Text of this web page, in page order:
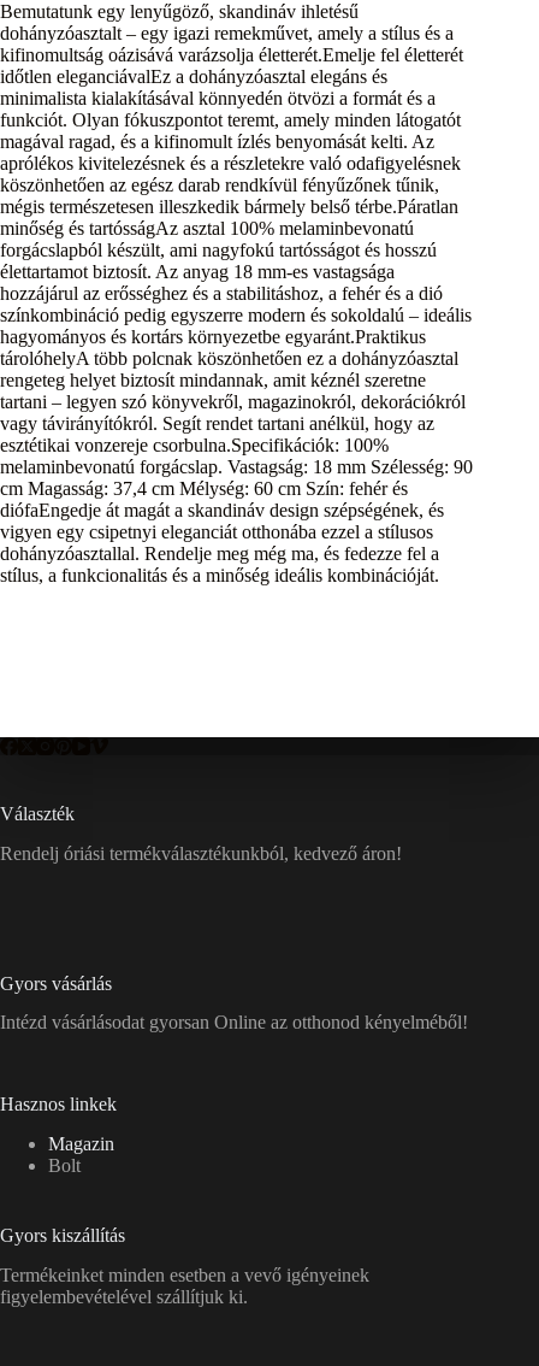
Bemutatunk egy lenyűgöző, skandináv ihletésű
dohányzóasztalt – egy igazi remekművet, amely a stílus és a
kifinomultság oázisává varázsolja életterét.Emelje fel életterét
időtlen eleganciávalEz a dohányzóasztal elegáns és
minimalista kialakításával könnyedén ötvözi a formát és a
funkciót. Olyan fókuszpontot teremt, amely minden látogatót
magával ragad, és a kifinomult ízlés benyomását kelti. Az
aprólékos kivitelezésnek és a részletekre való odafigyelésnek
köszönhetően az egész darab rendkívül fényűzőnek tűnik,
mégis természetesen illeszkedik bármely belső térbe.Páratlan
minőség és tartósságAz asztal 100% melaminbevonatú
forgácslapból készült, ami nagyfokú tartósságot és hosszú
élettartamot biztosít. Az anyag 18 mm-es vastagsága
hozzájárul az erősséghez és a stabilitáshoz, a fehér és a dió
színkombináció pedig egyszerre modern és sokoldalú – ideális
hagyományos és kortárs környezetbe egyaránt.Praktikus
tárolóhelyA több polcnak köszönhetően ez a dohányzóasztal
rengeteg helyet biztosít mindannak, amit kéznél szeretne
tartani – legyen szó könyvekről, magazinokról, dekorációkról
vagy távirányítókról. Segít rendet tartani anélkül, hogy az
esztétikai vonzereje csorbulna.Specifikációk: 100%
melaminbevonatú forgácslap. Vastagság: 18 mm Szélesség: 90
cm Magasság: 37,4 cm Mélység: 60 cm Szín: fehér és
diófaEngedje át magát a skandináv design szépségének, és
vigyen egy csipetnyi eleganciát otthonába ezzel a stílusos
dohányzóasztallal. Rendelje meg még ma, és fedezze fel a
stílus, a funkcionalitás és a minőség ideális kombinációját.
Választék
Rendelj óriási termékválasztékunkból, kedvező áron!
Gyors vásárlás
Intézd vásárlásodat gyorsan Online az otthonod kényelméből!
Hasznos linkek
Magazin
Bolt
Gyors kiszállítás
Termékeinket minden esetben a vevő igényeinek
figyelembevételével szállítjuk ki.